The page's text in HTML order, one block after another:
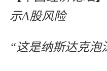
示A股风险
“这是纳斯达克泡